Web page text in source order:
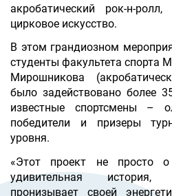
акробатический рок-н-
цирковое искусство.
В этом грандиозном
студенты факультета спорта
Мирошникова
было задействовано более
известные спортсмены –
победители и призеры
уровня.
«Этот проект не просто
удивительная история,
пронизывает своей